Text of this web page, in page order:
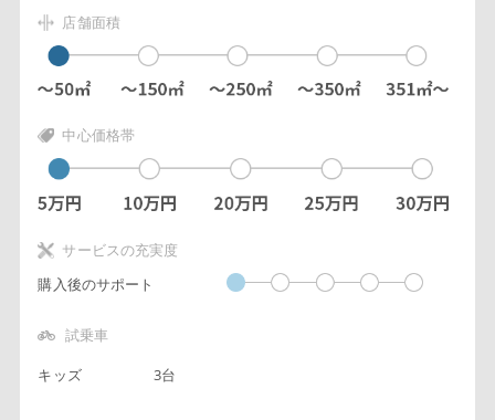
店舗面積
中心価格帯
サービスの充実度
購入後のサポート
試乗車
キッズ 3台